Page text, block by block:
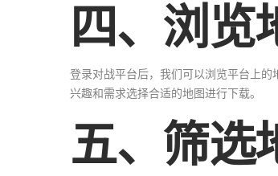
四、浏览
登录对战平台后，我们可以浏览平台上
兴趣和需求选择合适的地图进行下载。
五、筛选